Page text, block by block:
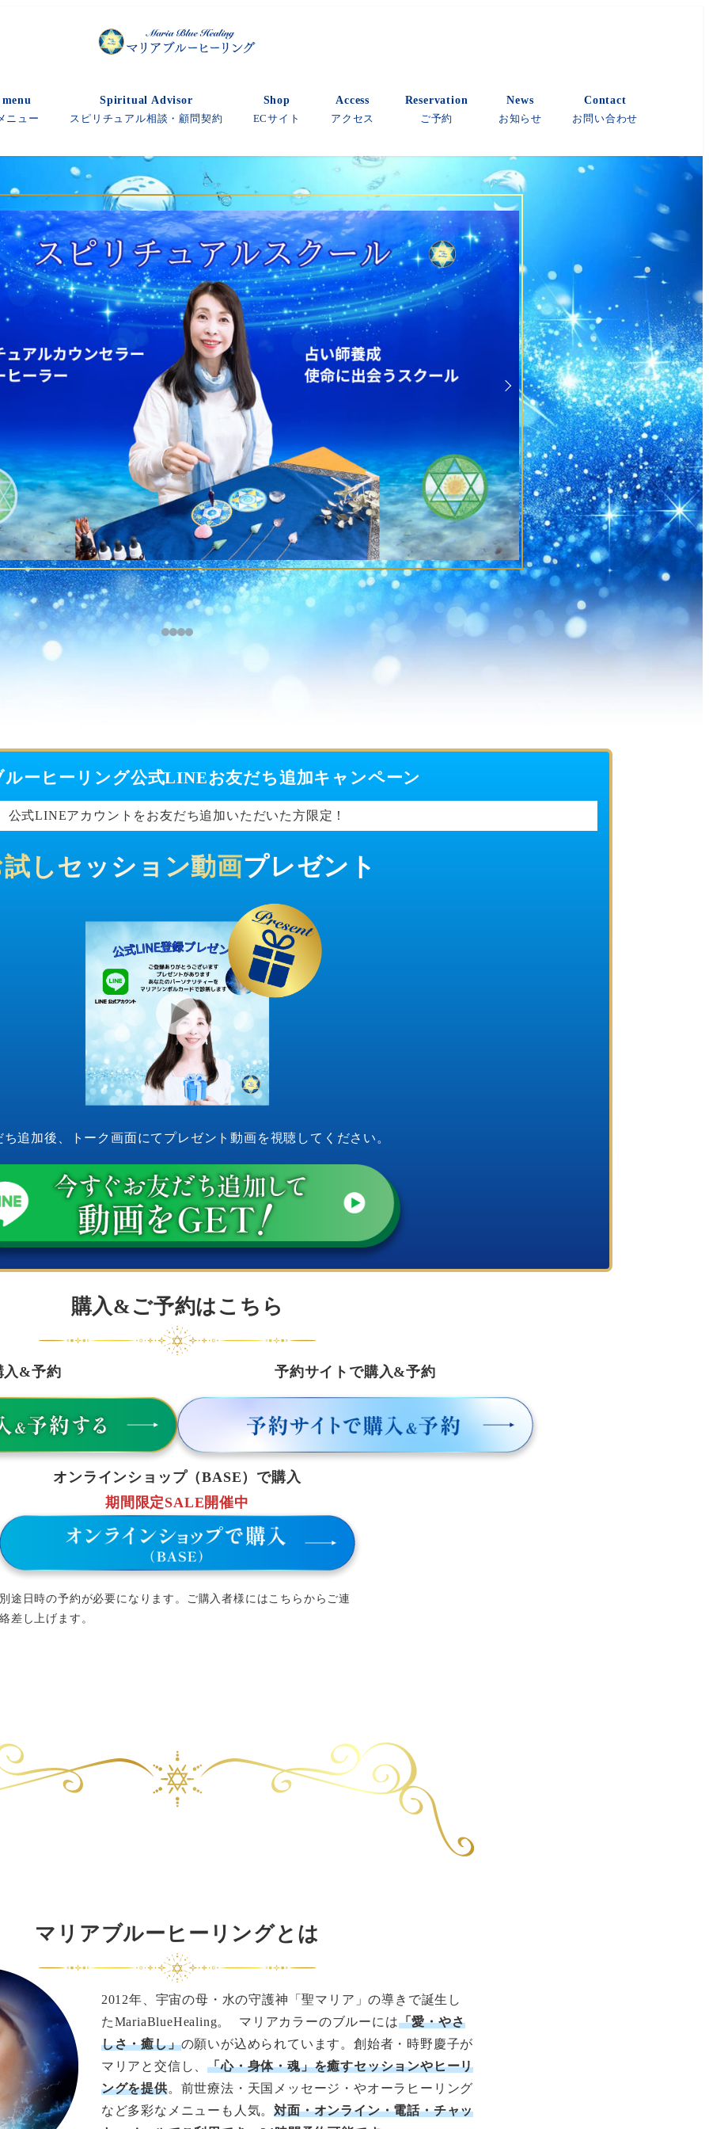
ニュー
Spiritual Advisor
スピリチュアル相談・顧問契約
Shop
ECサイト
Access
アクセス
Reservation
ご予約
News
お知らせ
Contact
お問い合わせ
ルーヒーリング公式LINEお友だち追加キャンペーン
公式LINEアカウントをお友だち追加いただいた方限定！
しセッション動画プレゼント
ち追加後、トーク画面にてプレゼント動画を視聴してください。
購入&ご予約はこちら
&予約 予約サイトで購入&予約
オンラインショップ（BASE）で購入
期間限定SALE開催中
別途日時の予約が必要になります。ご購入者様にはこちらからご連
絡差し上げます。
マリアブルーヒーリングとは
2012年、宇宙の母・水の守護神「聖マリア」の導きで誕生し
たMariaBlueHealing。 マリアカラーのブルーには「愛・やさ
しさ・癒し」の願いが込められています。創始者・時野慶子が
マリアと交信し、「心・身体・魂」を癒すセッションやヒーリ
ングを提供。前世療法・天国メッセージ・やオーラヒーリング
など多彩なメニューも人気。対面・オンライン・電話・チャッ